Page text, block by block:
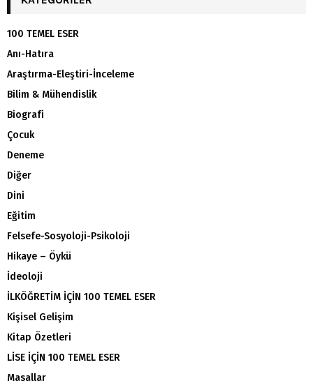
100 TEMEL ESER
Anı-Hatıra
Araştırma-Eleştiri-İnceleme
Bilim & Mühendislik
Biografi
Çocuk
Deneme
Diğer
Dini
Eğitim
Felsefe-Sosyoloji-Psikoloji
Hikaye – Öykü
İdeoloji
İLKÖĞRETİM İÇİN 100 TEMEL ESER
Kişisel Gelişim
Kitap Özetleri
LİSE İÇİN 100 TEMEL ESER
Masallar